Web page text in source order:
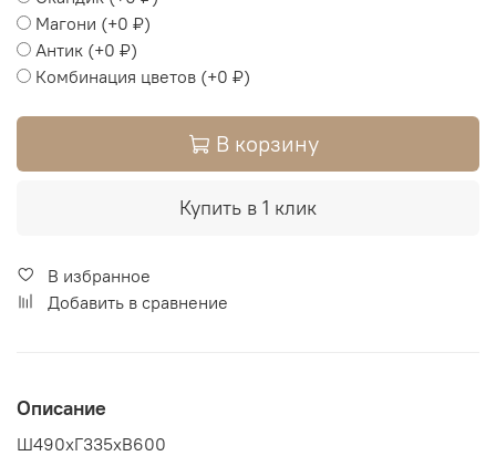
Магони (+0 ₽)
Антик (+0 ₽)
Комбинация цветов (+0 ₽)
В корзину
Купить в 1 клик
В избранное
Добавить в сравнение
Описание
Ш490хГ335хВ600